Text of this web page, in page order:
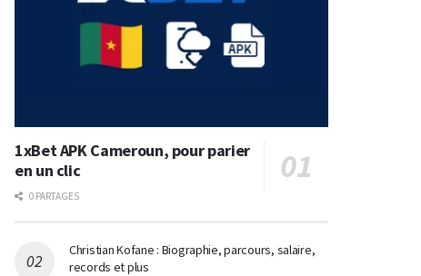
1xBet APK Cameroun, pour parier
en un clic
0 PARTAGES
Christian Kofane : Biographie, parcours, salaire,
records et plus